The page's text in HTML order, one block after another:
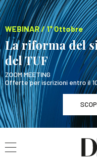
WEBINAR / 1° Ottobre
La riforma del
del TUF
ZOOM MEETING
Offerte per iscrizioni entro il
La riforma del